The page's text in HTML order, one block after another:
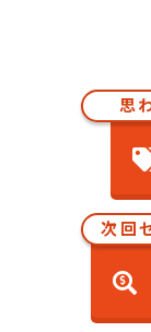
思
次回